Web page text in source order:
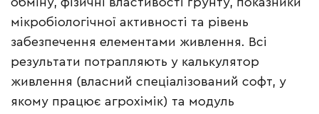
мікробіологічної активності та рівень
забезпечення елементами живлення. Всі
результати потрапляють у калькулятор
живлення (власний спеціалізований софт, у
якому працює агрохімік) та модуль